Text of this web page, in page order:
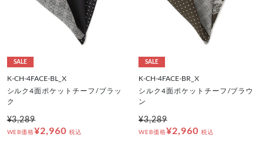
SALE
K-CH-4FACE-BL_X
シルク4面ポケットチーフ/ブラッ
ク
¥3,289
WEB価格¥2,960 税込
SALE
K-CH-4FACE-BR_X
シルク4面ポケットチーフ/ブラウ
ン
¥3,289
WEB価格¥2,960 税込